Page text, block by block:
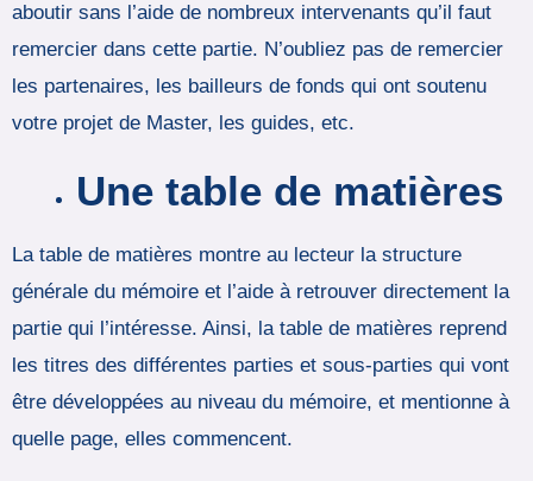
aboutir sans l’aide de nombreux intervenants qu’il faut
remercier dans cette partie. N’oubliez pas de remercier
les partenaires, les bailleurs de fonds qui ont soutenu
votre projet de Master, les guides, etc.
Une table de matières
La table de matières montre au lecteur la structure
générale du mémoire et l’aide à retrouver directement la
partie qui l’intéresse. Ainsi, la table de matières reprend
les titres des différentes parties et sous-parties qui vont
être développées au niveau du mémoire, et mentionne à
quelle page, elles commencent.